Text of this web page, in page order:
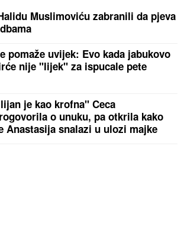
Muslimoviću zabranili da pjeva
pomaže uvijek: Evo kada jabukovo
nije "lijek" za ispucale pete
je kao krofna" Ceca
o unuku, pa otkrila kako
Anastasija snalazi u ulozi majke